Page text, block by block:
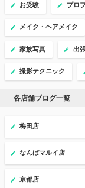
お受験 プロ
メイク・ヘアメイク
家族写真 出
撮影テクニック
各店舗ブログ一覧
梅田店
なんばマルイ店
京都店